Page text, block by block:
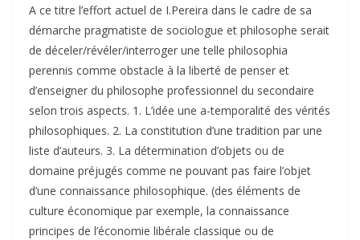
A ce titre l’effort actuel de I.Pereira dans le cadre de sa
démarche pragmatiste de sociologue et philosophe serait
de déceler/révéler/interroger une telle philosophia
perennis comme obstacle à la liberté de penser et
d’enseigner du philosophe professionnel du secondaire
selon trois aspects. 1. L’idée une a-temporalité des vérités
philosophiques. 2. La constitution d’une tradition par une
liste d’auteurs. 3. La détermination d’objets ou de
domaine préjugés comme ne pouvant pas faire l’objet
d’une connaissance philosophique. (des éléments de
culture économique par exemple, la connaissance
principes de l’économie libérale classique ou de